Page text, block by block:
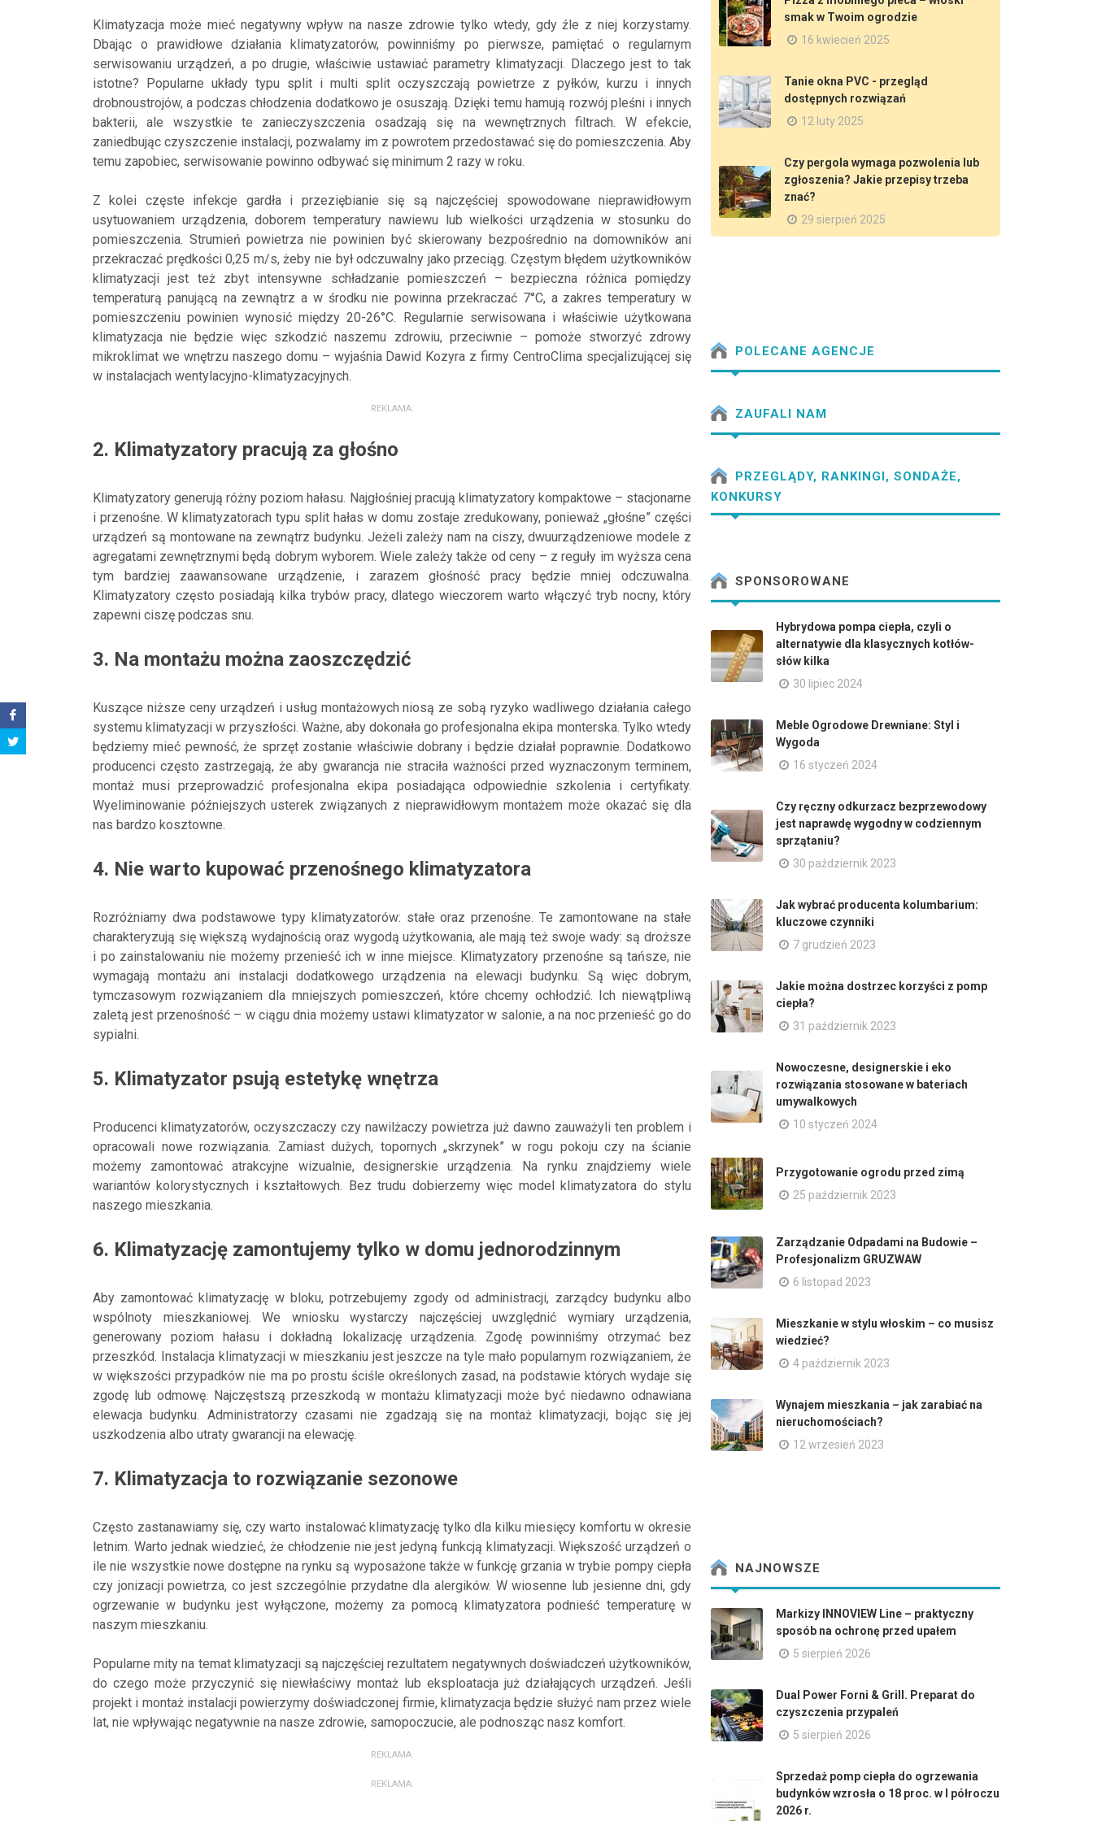
Klimatyzacja może mieć negatywny wpływ na nasze zdrowie tylko wtedy, gdy źle z niej korzystamy.
Dbając o prawidłowe działania klimatyzatorów, powinniśmy po pierwsze, pamiętać o regularnym
serwisowaniu urządzeń, a po drugie, właściwie ustawiać parametry klimatyzacji. Dlaczego jest to tak
istotne? Popularne układy typu split i multi split oczyszczają powietrze z pyłków, kurzu i innych
drobnoustrojów, a podczas chłodzenia dodatkowo je osuszają. Dzięki temu hamują rozwój pleśni i innych
bakterii, ale wszystkie te zanieczyszczenia osadzają się na wewnętrznych filtrach. W efekcie,
zaniedbując czyszczenie instalacji, pozwalamy im z powrotem przedostawać się do pomieszczenia. Aby
temu zapobiec, serwisowanie powinno odbywać się minimum 2 razy w roku.
Z kolei częste infekcje gardła i przeziębianie się są najczęściej spowodowane nieprawidłowym
usytuowaniem urządzenia, doborem temperatury nawiewu lub wielkości urządzenia w stosunku do
pomieszczenia. Strumień powietrza nie powinien być skierowany bezpośrednio na domowników ani
przekraczać prędkości 0,25 m/s, żeby nie był odczuwalny jako przeciąg. Częstym błędem użytkowników
klimatyzacji jest też zbyt intensywne schładzanie pomieszczeń – bezpieczna różnica pomiędzy
temperaturą panującą na zewnątrz a w środku nie powinna przekraczać 7°C, a zakres temperatury w
pomieszczeniu powinien wynosić między 20-26°C. Regularnie serwisowana i właściwie użytkowana
klimatyzacja nie będzie więc szkodzić naszemu zdrowiu, przeciwnie – pomoże stworzyć zdrowy
mikroklimat we wnętrzu naszego domu – wyjaśnia Dawid Kozyra z firmy CentroClima specjalizującej się
w instalacjach wentylacyjno-klimatyzacyjnych.
REKLAMA:
2. Klimatyzatory pracują za głośno
Klimatyzatory generują różny poziom hałasu. Najgłośniej pracują klimatyzatory kompaktowe – stacjonarne
i przenośne. W klimatyzatorach typu split hałas w domu zostaje zredukowany, ponieważ „głośne” części
urządzeń są montowane na zewnątrz budynku. Jeżeli zależy nam na ciszy, dwuurządzeniowe modele z
agregatami zewnętrznymi będą dobrym wyborem. Wiele zależy także od ceny – z reguły im wyższa cena
tym bardziej zaawansowane urządzenie, i zarazem głośność pracy będzie mniej odczuwalna.
Klimatyzatory często posiadają kilka trybów pracy, dlatego wieczorem warto włączyć tryb nocny, który
zapewni ciszę podczas snu.
3. Na montażu można zaoszczędzić
Kuszące niższe ceny urządzeń i usług montażowych niosą ze sobą ryzyko wadliwego działania całego
systemu klimatyzacji w przyszłości. Ważne, aby dokonała go profesjonalna ekipa monterska. Tylko wtedy
będziemy mieć pewność, że sprzęt zostanie właściwie dobrany i będzie działał poprawnie. Dodatkowo
producenci często zastrzegają, że aby gwarancja nie straciła ważności przed wyznaczonym terminem,
montaż musi przeprowadzić profesjonalna ekipa posiadająca odpowiednie szkolenia i certyfikaty.
Wyeliminowanie późniejszych usterek związanych z nieprawidłowym montażem może okazać się dla
nas bardzo kosztowne.
4. Nie warto kupować przenośnego klimatyzatora
Rozróżniamy dwa podstawowe typy klimatyzatorów: stałe oraz przenośne. Te zamontowane na stałe
charakteryzują się większą wydajnością oraz wygodą użytkowania, ale mają też swoje wady: są droższe
i po zainstalowaniu nie możemy przenieść ich w inne miejsce. Klimatyzatory przenośne są tańsze, nie
wymagają montażu ani instalacji dodatkowego urządzenia na elewacji budynku. Są więc dobrym,
tymczasowym rozwiązaniem dla mniejszych pomieszczeń, które chcemy ochłodzić. Ich niewątpliwą
zaletą jest przenośność – w ciągu dnia możemy ustawi klimatyzator w salonie, a na noc przenieść go do
sypialni.
5. Klimatyzator psują estetykę wnętrza
Producenci klimatyzatorów, oczyszczaczy czy nawilżaczy powietrza już dawno zauważyli ten problem i
opracowali nowe rozwiązania. Zamiast dużych, topornych „skrzynek” w rogu pokoju czy na ścianie
możemy zamontować atrakcyjne wizualnie, designerskie urządzenia. Na rynku znajdziemy wiele
wariantów kolorystycznych i kształtowych. Bez trudu dobierzemy więc model klimatyzatora do stylu
naszego mieszkania.
6. Klimatyzację zamontujemy tylko w domu jednorodzinnym
Aby zamontować klimatyzację w bloku, potrzebujemy zgody od administracji, zarządcy budynku albo
wspólnoty mieszkaniowej. We wniosku wystarczy najczęściej uwzględnić wymiary urządzenia,
generowany poziom hałasu i dokładną lokalizację urządzenia. Zgodę powinniśmy otrzymać bez
przeszkód. Instalacja klimatyzacji w mieszkaniu jest jeszcze na tyle mało popularnym rozwiązaniem, że
w większości przypadków nie ma po prostu ściśle określonych zasad, na podstawie których wydaje się
zgodę lub odmowę. Najczęstszą przeszkodą w montażu klimatyzacji może być niedawno odnawiana
elewacja budynku. Administratorzy czasami nie zgadzają się na montaż klimatyzacji, bojąc się jej
uszkodzenia albo utraty gwarancji na elewację.
7. Klimatyzacja to rozwiązanie sezonowe
Często zastanawiamy się, czy warto instalować klimatyzację tylko dla kilku miesięcy komfortu w okresie
letnim. Warto jednak wiedzieć, że chłodzenie nie jest jedyną funkcją klimatyzacji. Większość urządzeń o
ile nie wszystkie nowe dostępne na rynku są wyposażone także w funkcję grzania w trybie pompy ciepła
czy jonizacji powietrza, co jest szczególnie przydatne dla alergików. W wiosenne lub jesienne dni, gdy
ogrzewanie w budynku jest wyłączone, możemy za pomocą klimatyzatora podnieść temperaturę w
naszym mieszkaniu.
Popularne mity na temat klimatyzacji są najczęściej rezultatem negatywnych doświadczeń użytkowników,
do czego może przyczynić się niewłaściwy montaż lub eksploatacja już działających urządzeń. Jeśli
projekt i montaż instalacji powierzymy doświadczonej firmie, klimatyzacja będzie służyć nam przez wiele
lat, nie wpływając negatywnie na nasze zdrowie, samopoczucie, ale podnosząc nasz komfort.
REKLAMA:
REKLAMA:
smak w Twoim ogrodzie
16 kwiecień 2025
Tanie okna PVC - przegląd
dostępnych rozwiązań
12 luty 2025
Czy pergola wymaga pozwolenia lub
zgłoszenia? Jakie przepisy trzeba
znać?
29 sierpień 2025
POLECANE AGENCJE
ZAUFALI NAM
PRZEGLĄDY, RANKINGI, SONDAŻE,
KONKURSY
SPONSOROWANE
Hybrydowa pompa ciepła, czyli o
alternatywie dla klasycznych kotłów-
słów kilka
30 lipiec 2024
Meble Ogrodowe Drewniane: Styl i
Wygoda
16 styczeń 2024
Czy ręczny odkurzacz bezprzewodowy
jest naprawdę wygodny w codziennym
sprzątaniu?
30 październik 2023
Jak wybrać producenta kolumbarium:
kluczowe czynniki
7 grudzień 2023
Jakie można dostrzec korzyści z pomp
ciepła?
31 październik 2023
Nowoczesne, designerskie i eko
rozwiązania stosowane w bateriach
umywalkowych
10 styczeń 2024
Przygotowanie ogrodu przed zimą
25 październik 2023
Zarządzanie Odpadami na Budowie –
Profesjonalizm GRUZWAW
6 listopad 2023
Mieszkanie w stylu włoskim – co musisz
wiedzieć?
4 październik 2023
Wynajem mieszkania – jak zarabiać na
nieruchomościach?
12 wrzesień 2023
NAJNOWSZE
Markizy INNOVIEW Line – praktyczny
sposób na ochronę przed upałem
5 sierpień 2026
Dual Power Forni & Grill. Preparat do
czyszczenia przypaleń
5 sierpień 2026
Sprzedaż pomp ciepła do ogrzewania
budynków wzrosła o 18 proc. w I półroczu
2026 r.